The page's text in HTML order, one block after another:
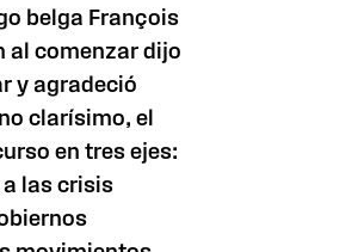
belga François
al comenzar dijo
y agradeció
clarísimo, el
en tres ejes:
las crisis